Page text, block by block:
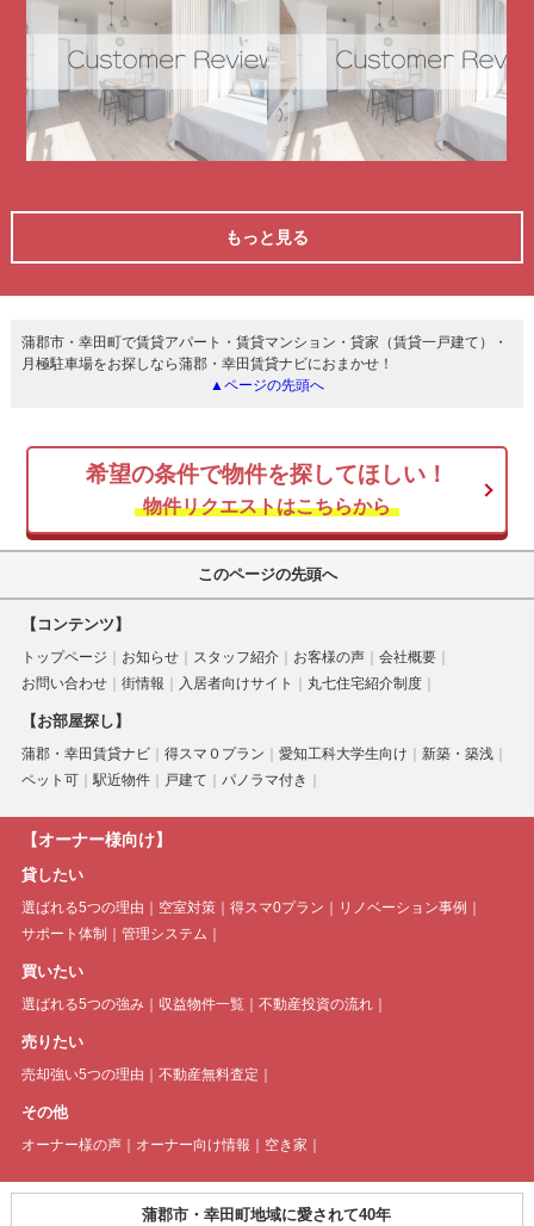
もっと見る
蒲郡市・幸田町で賃貸アパート・賃貸マンション・貸家（賃貸一戸建て）・
月極駐車場をお探しなら蒲郡・幸田賃貸ナビにおまかせ！
▲ページの先頭へ
希望の条件で物件を探してほしい！
物件リクエストはこちらから
このページの先頭へ
【コンテンツ】
トップページ お知らせ スタッフ紹介 お客様の声
会社概要
お問い合わせ
街情報 入居者向けサイト 丸七住宅紹介制度
【お部屋探し】
蒲郡・幸田賃貸ナビ 得スマ０プラン 愛知工科大学生向け
新築・築浅
ペット可
駅近物件 戸建て パノラマ付き
【オーナー様向け】
貸したい
選ばれる5つの理由 空室対策 得スマ0プラン
リノベーション事例
サポート体制
管理システム
買いたい
選ばれる5つの強み 収益物件一覧 不動産投資の流れ
売りたい
売却強い5つの理由 不動産無料査定
その他
オーナー様の声 オーナー向け情報 空き家
蒲郡市・幸田町地域に愛されて40年